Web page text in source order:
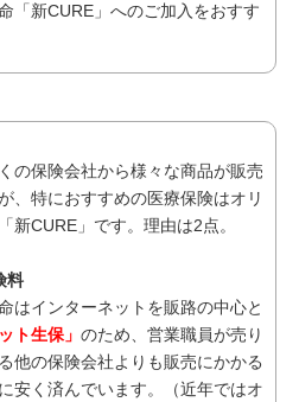
「新CURE」へのご加入をおすす
の保険会社から様々な商品が販売
、特におすすめの医療保険はオリ
新CURE」です。理由は2点。
料
はインターネットを販路の中心と
ト生保」 のため、営業職員が売り
他の保険会社よりも販売にかかる
安く済んでいます。（近年ではオ